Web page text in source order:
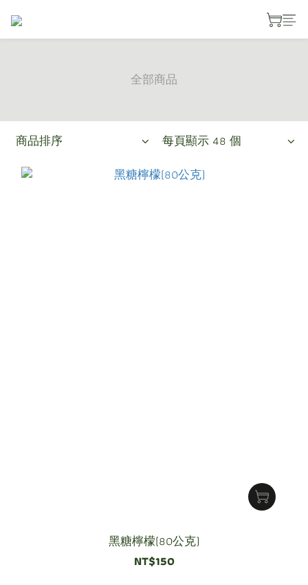
全部商品
商品排序 每頁顯示 48 個
黑糖檸檬(80公克)
NT$150